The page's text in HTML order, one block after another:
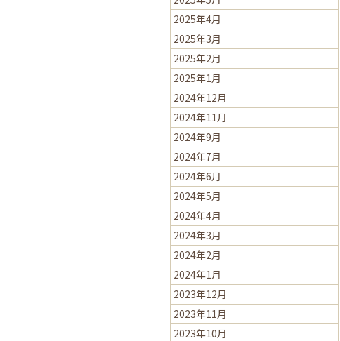
2025年4月
2025年3月
2025年2月
2025年1月
2024年12月
2024年11月
2024年9月
2024年7月
2024年6月
2024年5月
2024年4月
2024年3月
2024年2月
2024年1月
2023年12月
2023年11月
2023年10月